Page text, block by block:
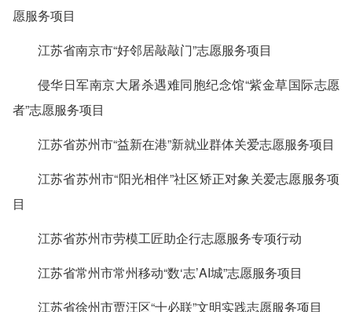
愿服务项目
江苏省南京市“好邻居敲敲门”志愿服务项目
侵华日军南京大屠杀遇难同胞纪念馆“紫金草国际志愿
者”志愿服务项目
江苏省苏州市“益新在港”新就业群体关爱志愿服务项目
江苏省苏州市“阳光相伴”社区矫正对象关爱志愿服务项
目
江苏省苏州市劳模工匠助企行志愿服务专项行动
江苏省常州市常州移动“数‘志’AI城”志愿服务项目
江苏省徐州市贾汪区“十必联”文明实践志愿服务项目